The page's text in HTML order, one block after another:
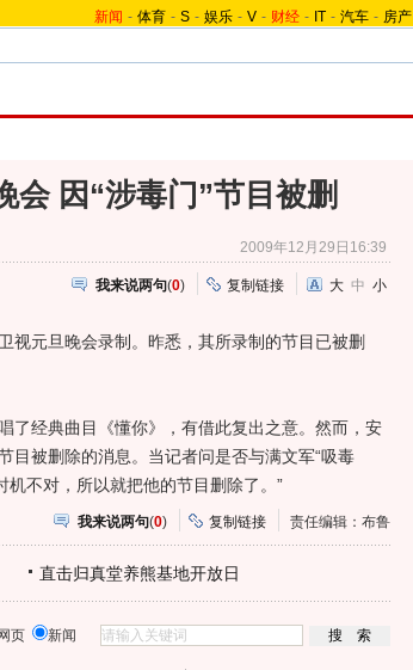
新闻 - 体育 - S - 娱乐 - V - 财经 - IT - 汽车 - 房产
会 因“涉毒门”节目被删
2009年12月29日16:39
我来说两句(0) 复制链接 大 中 小
视元旦晚会录制。昨悉，其所录制的节目已被删
经典曲目《懂你》，有借此复出之意。然而，安
目被删除的消息。当记者问是否与满文军“吸毒
机不对，所以就把他的节目删除了。”
我来说两句(0) 复制链接 责任编辑：布鲁
直击归真堂养熊基地开放日
页 新闻